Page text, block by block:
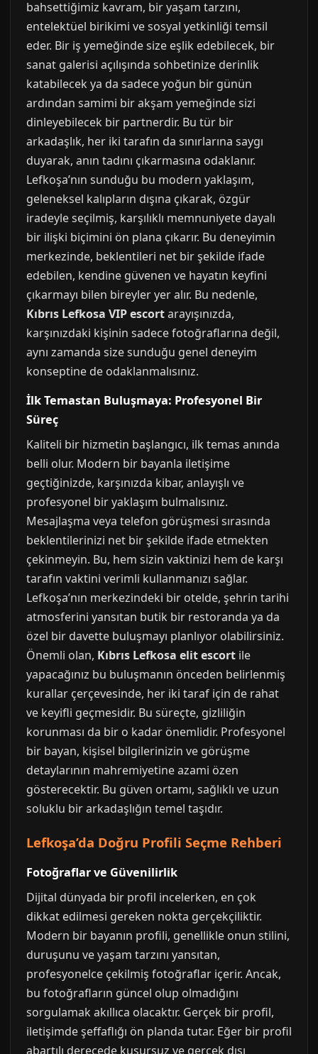
bahsettiğimiz kavram, bir yaşam tarzını,
entelektüel birikimi ve sosyal yetkinliği temsil
eder. Bir iş yemeğinde size eşlik edebilecek, bir
sanat galerisi açılışında sohbetinize derinlik
katabilecek ya da sadece yoğun bir günün
ardından samimi bir akşam yemeğinde sizi
dinleyebilecek bir partnerdir. Bu tür bir
arkadaşlık, her iki tarafın da sınırlarına saygı
duyarak, anın tadını çıkarmasına odaklanır.
Lefkoşa’nın sunduğu bu modern yaklaşım,
geleneksel kalıpların dışına çıkarak, özgür
iradeyle seçilmiş, karşılıklı memnuniyete dayalı
bir ilişki biçimini ön plana çıkarır. Bu deneyimin
merkezinde, beklentileri net bir şekilde ifade
edebilen, kendine güvenen ve hayatın keyfini
çıkarmayı bilen bireyler yer alır. Bu nedenle,
Kıbrıs Lefkosa VIP escortarayışınızda,
karşınızdaki kişinin sadece fotoğraflarına değil,
aynı zamanda size sunduğu genel deneyim
konseptine de odaklanmalısınız.
İlk Temastan Buluşmaya: Profesyonel Bir
Süreç
Kaliteli bir hizmetin başlangıcı, ilk temas anında
belli olur. Modern bir bayanla iletişime
geçtiğinizde, karşınızda kibar, anlayışlı ve
profesyonel bir yaklaşım bulmalısınız.
Mesajlaşma veya telefon görüşmesi sırasında
beklentilerinizi net bir şekilde ifade etmekten
çekinmeyin. Bu, hem sizin vaktinizi hem de karşı
tarafın vaktini verimli kullanmanızı sağlar.
Lefkoşa’nın merkezindeki bir otelde, şehrin tarihi
atmosferini yansıtan butik bir restoranda ya da
özel bir davette buluşmayı planlıyor olabilirsiniz.
Önemli olan, Kıbrıs Lefkosa elit escort ile
yapacağınız bu buluşmanın önceden belirlenmiş
kurallar çerçevesinde, her iki taraf için de rahat
ve keyifli geçmesidir. Bu süreçte, gizliliğin
korunması da bir o kadar önemlidir. Profesyonel
bir bayan, kişisel bilgilerinizin ve görüşme
detaylarının mahremiyetine azami özen
gösterecektir. Bu güven ortamı, sağlıklı ve uzun
soluklu bir arkadaşlığın temel taşıdır.
Lefkoşa’da Doğru Profili Seçme Rehberi
Fotoğraflar ve Güvenilirlik
Dijital dünyada bir profil incelerken, en çok
dikkat edilmesi gereken nokta gerçekçiliktir.
Modern bir bayanın profili, genellikle onun stilini,
duruşunu ve yaşam tarzını yansıtan,
profesyonelce çekilmiş fotoğraflar içerir. Ancak,
bu fotoğrafların güncel olup olmadığını
sorgulamak akıllıca olacaktır. Gerçek bir profil,
iletişimde şeffaflığı ön planda tutar. Eğer bir profil
abartılı derecede kusursuz ve gerçek dışı